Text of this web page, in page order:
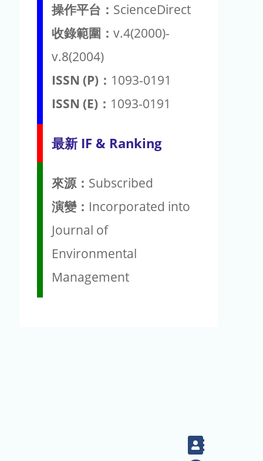
操作平台： ScienceDirect
收錄範圍： v.4(2000)-
v.8(2004)
ISSN (P)： 1093-0191
ISSN (E)： 1093-0191
最新 IF & Ranking
來源： Subscribed
演變： Incorporated into
Journal of
Environmental
Management
Contact